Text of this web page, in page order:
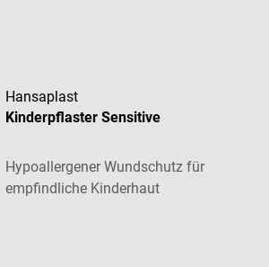
Hansaplast
Kinderpflaster Sensitive
Hypoallergener Wundschutz für
empfindliche Kinderhaut